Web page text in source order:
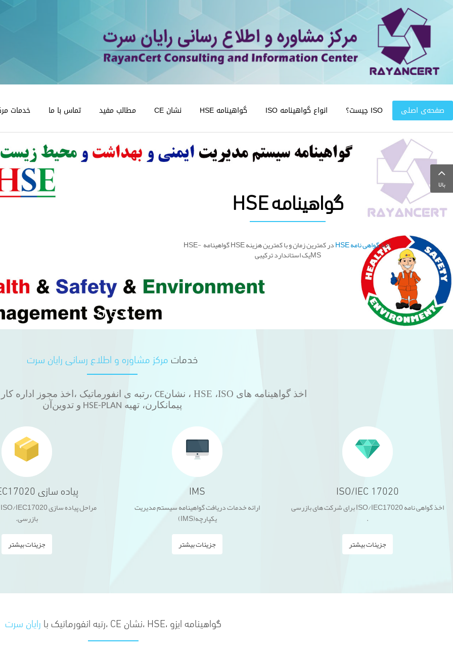
صفحه‌ی اصلی ISO چیست؟ انواع گواهینامه ISO گواهینامه HSE نشان CE مطالب مفید تماس با ما خدمات
1
خدمات مرکز مشاوره و اطلاع رسانی رایان سرت
اخذ گواهینامه های HSE ،ISO ، نشانCE ،رتبه ی انفورماتیک ،اخذ مجوز اداره
پیمانکارن، تهیه HSE-PLAN و تدوین آن
ISO/IEC 17020
اخذ گواهی نامه ISO/IEC17020 برای شرکت های بازرسی
.
جزیئات بیشتر
IMS
ارائه خدمات دریافت گواهینامه سیستم مدیریت
یکپارچه(IMS)
جزیئات بیشتر
پیاده سازی ISO/IEC17020
بازرسی.
جزیئات بیشتر
گواهینامه ایزو ،HSE ،نشان CE ،رتبه انفورماتیک با رایان سرت
بالا